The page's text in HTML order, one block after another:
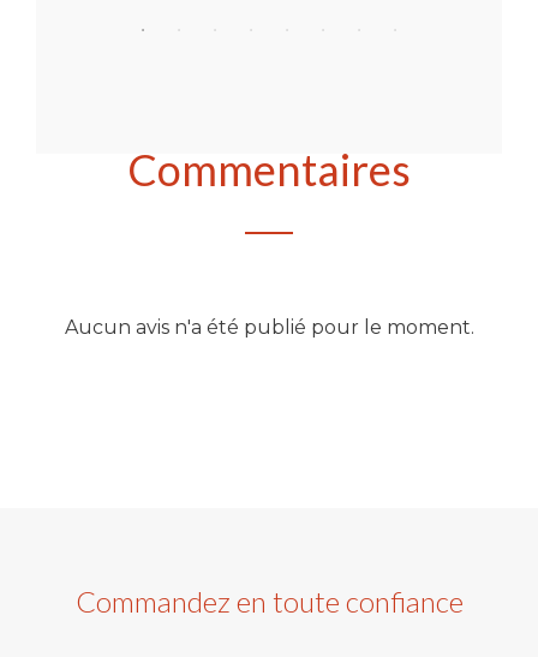
Commentaires
Aucun avis n'a été publié pour le moment.
Commandez en toute confiance